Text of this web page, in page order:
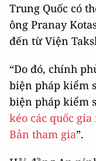
Trung Quốc có
ông Pranay
đến từ Viện
“Do đó, chính
biện pháp kiểm
biện pháp kiểm
kéo các quốc
Bản tham gia”.